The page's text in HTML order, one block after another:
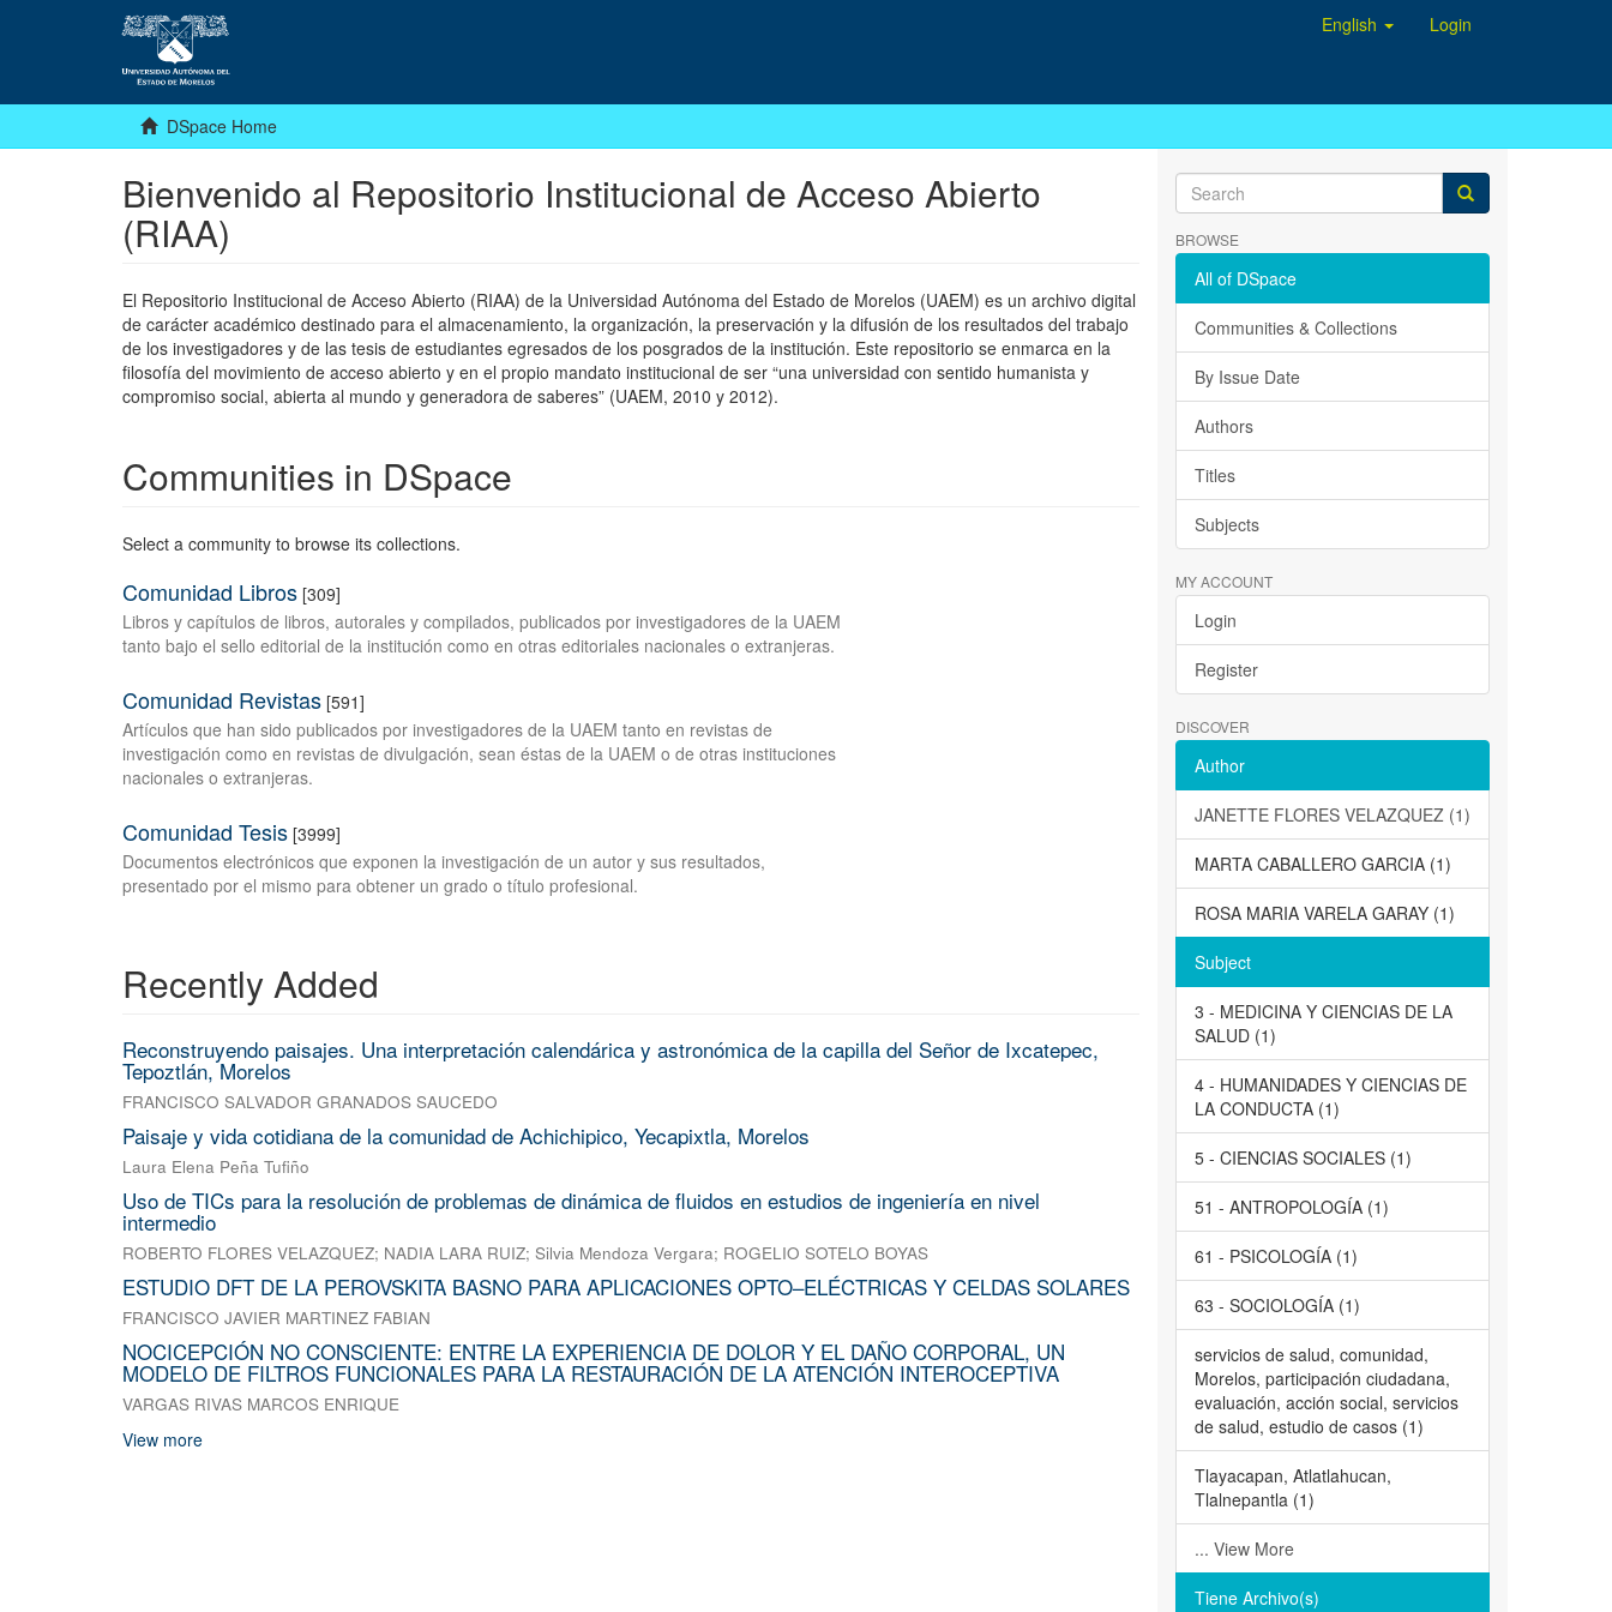
English Login
DSpace Home
Bienvenido al Repositorio Institucional de Acceso Abierto
(RIAA)
El Repositorio Institucional de Acceso Abierto (RIAA) de la Universidad Autónoma del Estado de Morelos (UAEM) es un archivo digital
de carácter académico destinado para el almacenamiento, la organización, la preservación y la difusión de los resultados del trabajo
de los investigadores y de las tesis de estudiantes egresados de los posgrados de la institución. Este repositorio se enmarca en la
filosofía del movimiento de acceso abierto y en el propio mandato institucional de ser “una universidad con sentido humanista y
compromiso social, abierta al mundo y generadora de saberes” (UAEM, 2010 y 2012).
Communities in DSpace
Select a community to browse its collections.
Comunidad Libros [309]
Libros y capítulos de libros, autorales y compilados, publicados por investigadores de la UAEM
tanto bajo el sello editorial de la institución como en otras editoriales nacionales o extranjeras.
Comunidad Revistas [591]
Artículos que han sido publicados por investigadores de la UAEM tanto en revistas de
investigación como en revistas de divulgación, sean éstas de la UAEM o de otras instituciones
nacionales o extranjeras.
Comunidad Tesis [3999]
Documentos electrónicos que exponen la investigación de un autor y sus resultados,
presentado por el mismo para obtener un grado o título profesional.
Recently Added
Reconstruyendo paisajes. Una interpretación calendárica y astronómica de la capilla del Señor de Ixcatepec,
Tepoztlán, Morelos
FRANCISCO SALVADOR GRANADOS SAUCEDO
Paisaje y vida cotidiana de la comunidad de Achichipico, Yecapixtla, Morelos
Laura Elena Peña Tufiño
Uso de TICs para la resolución de problemas de dinámica de fluidos en estudios de ingeniería en nivel
intermedio
ROBERTO FLORES VELAZQUEZ; NADIA LARA RUIZ; Silvia Mendoza Vergara; ROGELIO SOTELO BOYAS
ESTUDIO DFT DE LA PEROVSKITA BASNO PARA APLICACIONES OPTO–ELÉCTRICAS Y CELDAS SOLARES
FRANCISCO JAVIER MARTINEZ FABIAN
NOCICEPCIÓN NO CONSCIENTE: ENTRE LA EXPERIENCIA DE DOLOR Y EL DAÑO CORPORAL, UN
MODELO DE FILTROS FUNCIONALES PARA LA RESTAURACIÓN DE LA ATENCIÓN INTEROCEPTIVA
VARGAS RIVAS MARCOS ENRIQUE
View more
BROWSE
All of DSpace
Communities & Collections
By Issue Date
Authors
Titles
Subjects
MY ACCOUNT
Login
Register
DISCOVER
Author
JANETTE FLORES VELAZQUEZ (1)
MARTA CABALLERO GARCIA (1)
ROSA MARIA VARELA GARAY (1)
Subject
3 - MEDICINA Y CIENCIAS DE LA
SALUD (1)
4 - HUMANIDADES Y CIENCIAS DE
LA CONDUCTA (1)
5 - CIENCIAS SOCIALES (1)
51 - ANTROPOLOGÍA (1)
61 - PSICOLOGÍA (1)
63 - SOCIOLOGÍA (1)
servicios de salud, comunidad,
Morelos, participación ciudadana,
evaluación, acción social, servicios
de salud, estudio de casos (1)
Tlayacapan, Atlatlahucan,
Tlalnepantla (1)
... View More
Tiene Archivo(s)